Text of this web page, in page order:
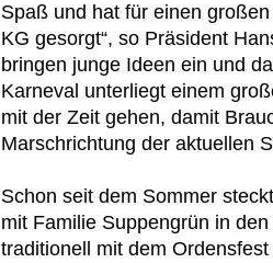
Spaß und hat für einen
KG gesorgt“, so Präsident
bringen junge Ideen ein und
Karneval unterliegt einem
mit der Zeit gehen, damit
Marschrichtung der aktuellen
Schon seit dem Sommer
mit Familie Suppengrün in
traditionell mit dem